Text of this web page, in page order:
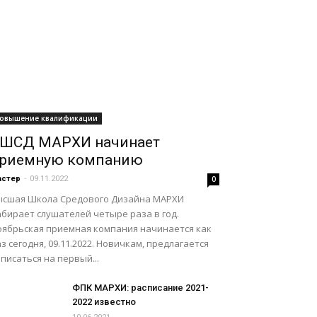
квалификации
МАРХИ начинает
компанию
- 09.11.2022 0
Школа Средового Дизайна МАРХИ
слушателей четыре раза в год.
приемная компания начинается как
сегодня, 09.11.2022. Новичкам, предлагается
на первый...
ФПК МАРХИ: расписание 2021-
2022 известно